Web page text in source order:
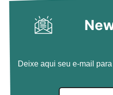
Deixe aqui seu e-mail